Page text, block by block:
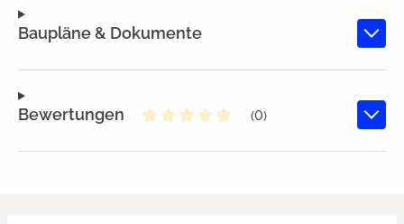
Baupläne & Dokumente
Bewertungen
(0)